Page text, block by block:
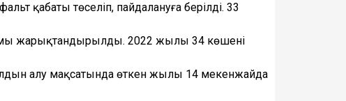
қабаты төселіп, пайдалануға берілді. 33
жарықтандырылды. 2022 жылы 34 көшені
алу мақсатында өткен жылы 14 мекенжайда